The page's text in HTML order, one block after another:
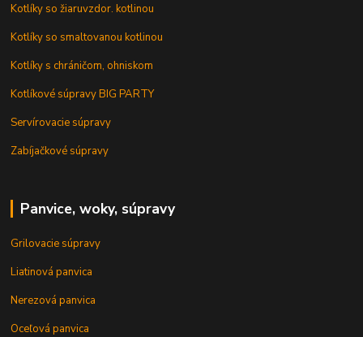
Kotlíky so žiaruvzdor. kotlinou
Kotlíky so smaltovanou kotlinou
Kotlíky s chráničom, ohniskom
Kotlíkové súpravy BIG PARTY
Servírovacie súpravy
Zabíjačkové súpravy
Panvice, woky, súpravy
Grilovacie súpravy
Liatinová panvica
Nerezová panvica
Oceľová panvica